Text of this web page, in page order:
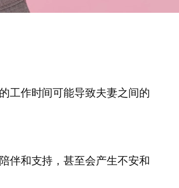
工作时间可能导致夫妻之间的
伴和支持，甚至会产生不安和